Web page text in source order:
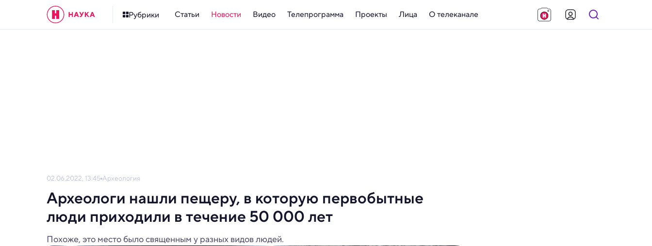
Рубрики Статьи Новости Видео Телепрограмма Проекты Лица О телеканале
02.06.2022, 13:45 Археология
Археологи нашли пещеру, в которую первобытные
люди приходили в течение 50 000 лет
Похоже, это место было священным у разных видов людей.